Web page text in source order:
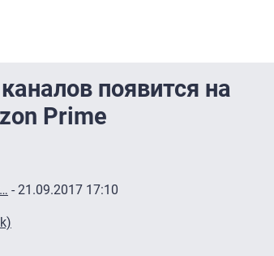
появится на
Prime
- 21.09.2017 17:10